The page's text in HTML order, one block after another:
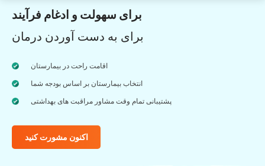
برای سهولت و ادغام فرآیند
برای به دست آوردن درمان
اقامت راحت در بیمارستان
انتخاب بیمارستان بر اساس بودجه شما
پشتیبانی تمام وقت مشاور مراقبت های بهداشتی
اکنون مشورت کنید